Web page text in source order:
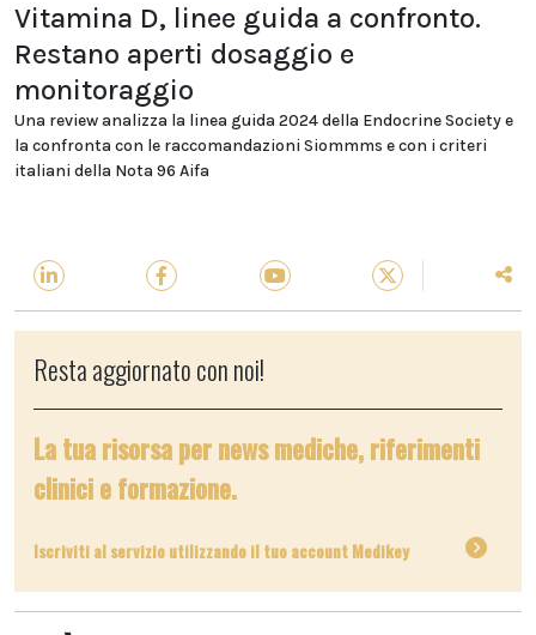
Vitamina D, linee guida a confronto.
Restano aperti dosaggio e
monitoraggio
Una review analizza la linea guida 2024 della Endocrine Society e
la confronta con le raccomandazioni Siommms e con i criteri
italiani della Nota 96 Aifa
Resta aggiornato con noi!
La tua risorsa per news mediche, riferimenti
clinici e formazione.
Iscriviti al servizio utilizzando il tuo account Medikey